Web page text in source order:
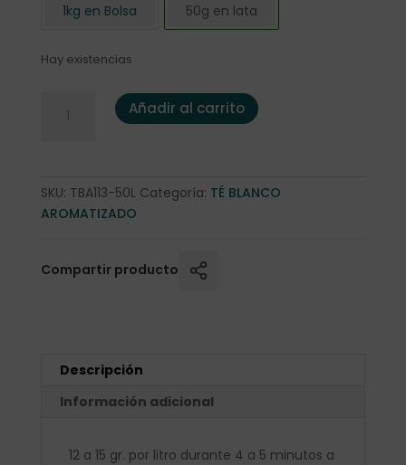
1kg en Bolsa 50g en lata
Hay existencias
Pai Mu Tan "Sakura" 50 gr. en lata cantidad
Añadir al carrito
SKU: TBA113-50L Categoría: TÉ BLANCO
AROMATIZADO
Compartir producto
Descripción
Información adicional
12 a 15 gr. por litro durante 4 a 5 minutos a